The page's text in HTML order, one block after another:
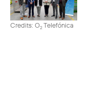
Credits: O2Telefónica